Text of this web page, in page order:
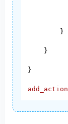
        }
    }
}
add_action